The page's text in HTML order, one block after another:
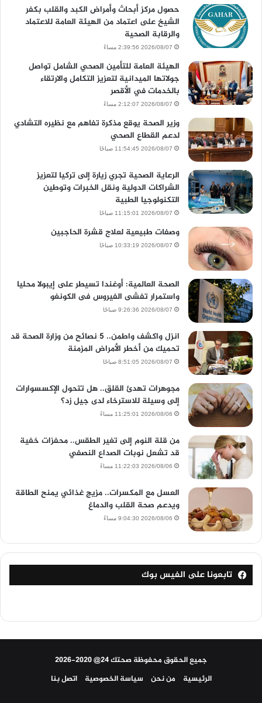
حصول مركز أبحاث وأمراض الكبد والقلب بكفر
الشيخ على اعتماد من الهيئة العامة للاعتماد
والرقابة الصحية
2026/08/07 2:39:56 مساءً
الهيئة العامة للتأمين الصحي الشامل تواصل
جولاتها الميدانية لتعزيز التكامل والارتقاء
بالخدمات في الأقصر
2026/08/07 2:12:07 مساءً
وزير الصحة يوقع مذكرة تفاهم مع نظيره التشادي
لدعم القطاع الصحي
2026/08/07 11:54:45 صباحًا
الرعاية الصحية تجري زيارة إلى تركيا لتعزيز
الشراكات الدولية ونقل الخبرات وتوطين
التكنولوجيا الطبية
2026/08/07 11:15:01 صباحًا
وصفات طبيعية لعلاج قشرة الحاجبين
2026/08/07 10:33:19 صباحًا
الصحة العالمية: أوغندا تسيطر على إيبولا محليا
واستمرار تفشى الفيروس فى الكونغو
2026/08/07 9:26:36 صباحًا
انزل واكشف واطمن.. 5 نصائح من وزارة الصحة قد
تحميك من أخطر الأمراض المزمنة
2026/08/07 8:51:05 صباحًا
مجوهرات تهدئ القلق.. هل تتحول الإكسسوارات
إلى وسيلة للاسترخاء لدى جيل زد؟
2026/08/06 11:25:01 مساءً
من قلة النوم إلى تغير الطقس.. محفزات خفية
قد تشعل نوبات الصداع النصفي
2026/08/06 11:22:03 مساءً
العسل مع المكسرات.. مزيج غذائي يمنح الطاقة
ويدعم صحة القلب والدماغ
2026/08/06 9:04:30 مساءً
تابعونا على الفيس بوك
جميع الحقوق محفوظة صحتك 24@ 2020-2026
الرئيسية
من نحن سياسة الخصوصية اتصل بنا